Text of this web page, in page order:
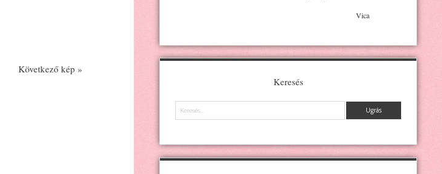
Következő kép »
Vica
Keresés
Keresés